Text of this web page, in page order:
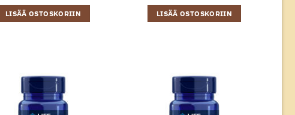
LISÄÄ OSTOSKORIIN LISÄÄ OSTOSKORIIN